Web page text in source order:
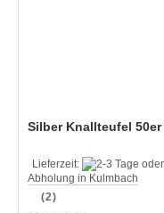
Silber Knallteufel
Lieferzeit:
Abholung in Kulmbach
(2)